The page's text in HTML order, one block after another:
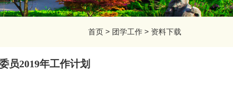
首页 > 团学工作 > 资料下载
员2019年工作计划